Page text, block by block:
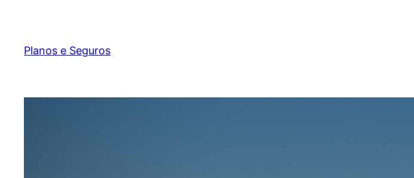
Planos e Seguros